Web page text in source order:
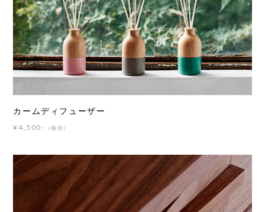
カームディフューザー
¥4,500- （税別）